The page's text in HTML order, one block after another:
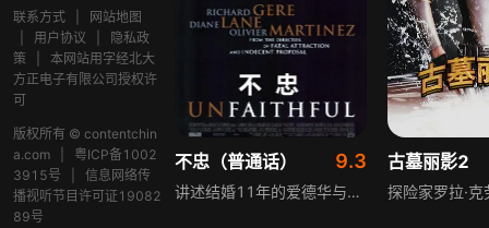
联系方式
网站地图
用户协议
隐私政
策
本网站用字经北大
方正电子有限公司授权许
可
版权所有 © contentchin
a.com
粤ICP备1002
3915号
信息网络传
播视听节目许可证19082
89号
不忠（普通话） 9.3
讲述结婚11年的爱德华与康妮本是旁人艳羡的一对，育有8岁儿子，平淡日子满是美满，可一成不变的生活让康妮渐生厌倦。她邂逅神秘男子后深陷婚外情，不断向丈夫撒谎，不知不觉陷入危险。爱德华发现妻子异样后，迫切想知晓不忠细节，得知越多越痛苦，随后偷偷约见妻子情人，家庭关系与个人命运都将迎来巨变。
古墓丽影2